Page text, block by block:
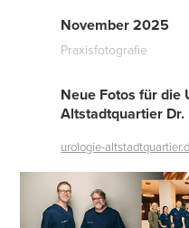
November 2025
Praxisfotografie
Neue Fotos für die
Altstadtquartier
urologie-